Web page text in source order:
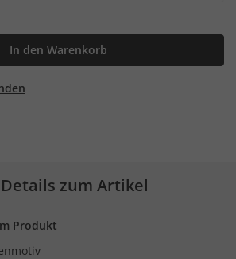
In den Warenkorb
zum Artikel
Produkt